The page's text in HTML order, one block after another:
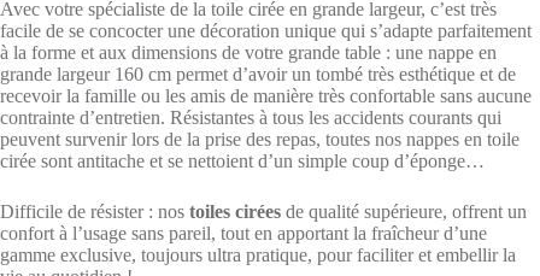
Avec votre spécialiste de la toile cirée en grande largeur, c’est très
facile de se concocter une décoration unique qui s’adapte parfaitement
à la forme et aux dimensions de votre grande table : une nappe en
grande largeur 160 cm permet d’avoir un tombé très esthétique et de
recevoir la famille ou les amis de manière très confortable sans aucune
contrainte d’entretien. Résistantes à tous les accidents courants qui
peuvent survenir lors de la prise des repas, toutes nos nappes en toile
cirée sont antitache et se nettoient d’un simple coup d’éponge…
Difficile de résister : nos toiles cirées de qualité supérieure, offrent un
confort à l’usage sans pareil, tout en apportant la fraîcheur d’une
gamme exclusive, toujours ultra pratique, pour faciliter et embellir la